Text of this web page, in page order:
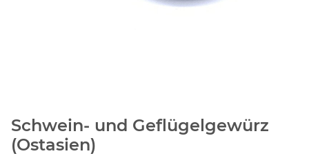
Schwein- und Geflügelgewürz
(Ostasien)